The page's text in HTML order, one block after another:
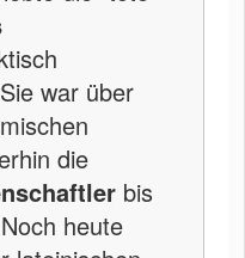
war über
die
bis
heute